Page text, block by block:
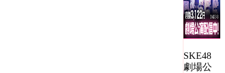
SKE48
劇場公